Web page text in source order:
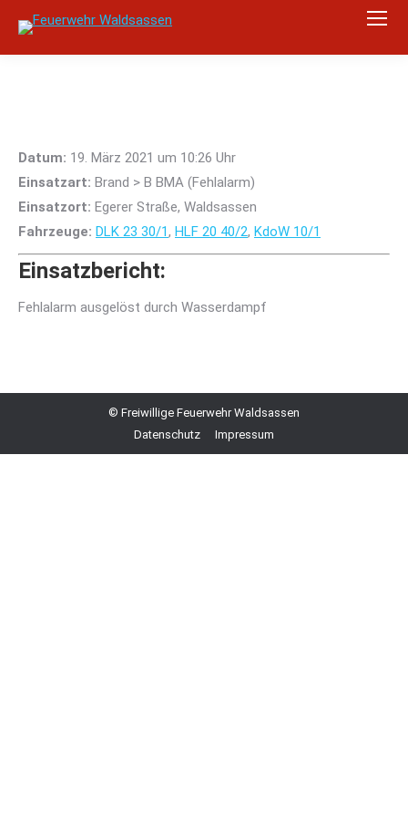
Datum: 19. März 2021 um 10:26 Uhr
Einsatzart: Brand > B BMA (Fehlalarm)
Einsatzort: Egerer Straße, Waldsassen
Fahrzeuge: DLK 23 30/1, HLF 20 40/2, KdoW 10/1
Einsatzbericht:
Fehlalarm ausgelöst durch Wasserdampf
© Freiwillige Feuerwehr Waldsassen
Datenschutz
Impressum